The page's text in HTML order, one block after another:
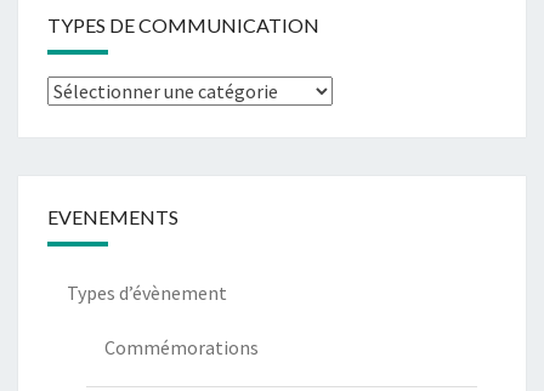
TYPES DE COMMUNICATION
EVENEMENTS
Types d’évènement
Commémorations